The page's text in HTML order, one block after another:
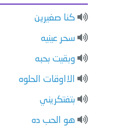
كنا صغيرين
سحر عينيه
وبقيت بحبه
الااوقات الحلوه
⁠بتفتكريني
هو الحب ده